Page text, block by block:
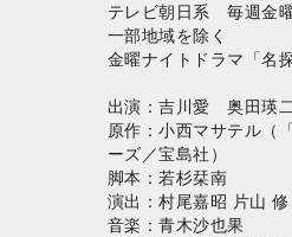
テレビ朝日系 毎週金
一部地域を除く
金曜ナイトドラマ「名
出演：吉川愛 奥田瑛
原作：小西マサテル（
ーズ／宝島社）
脚本：若杉栞南
演出：村尾嘉昭 片山
音楽：青木沙也果